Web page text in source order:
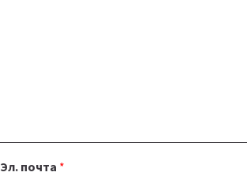
Эл. почта *